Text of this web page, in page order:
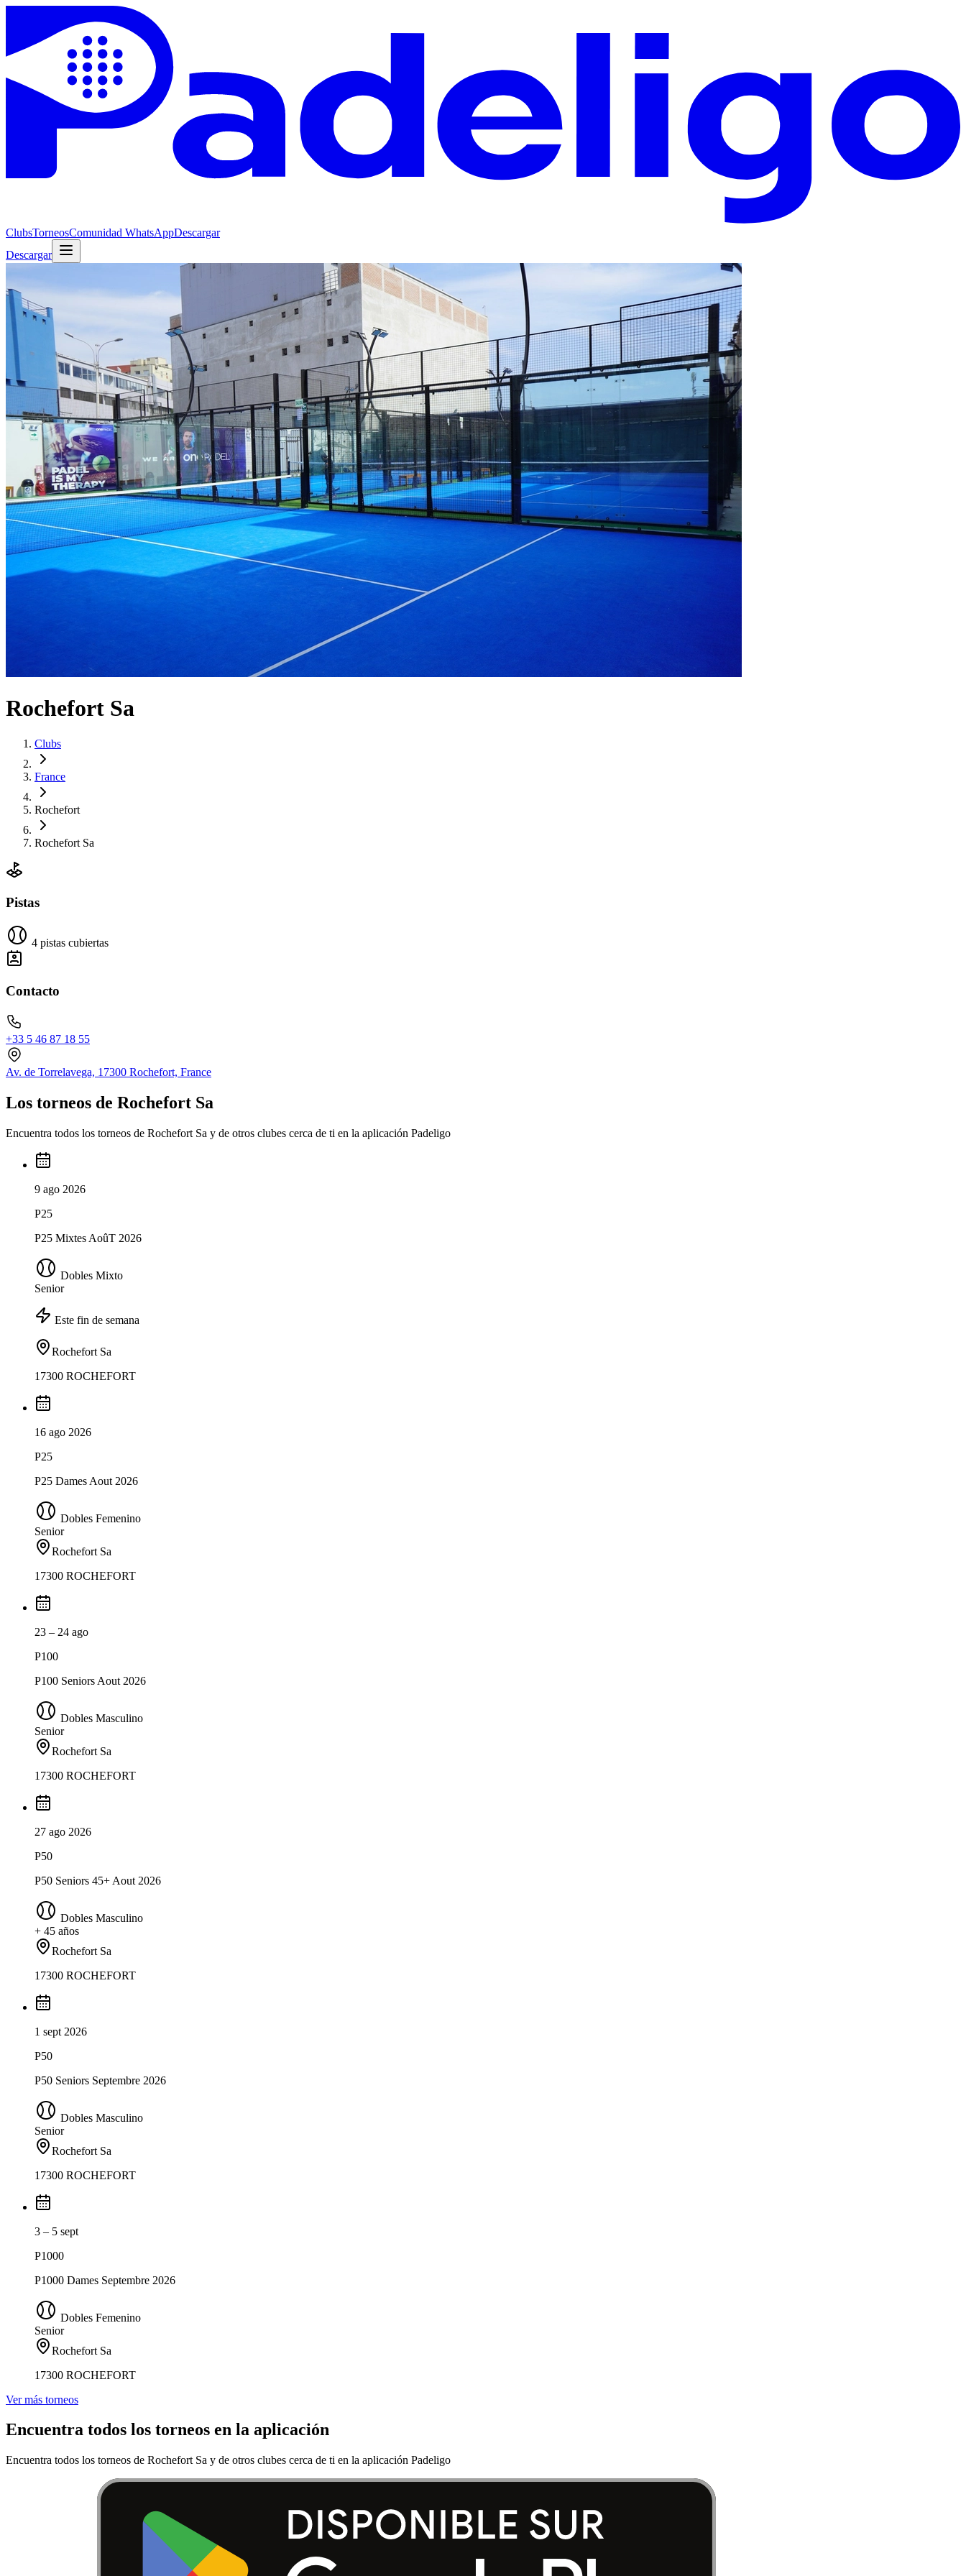
ClubsTorneosComunidad WhatsAppDescargar
Descargar
Rochefort Sa
Clubs
France
Rochefort
Rochefort Sa
Pistas
4 pistas cubiertas
Contacto
+33 5 46 87 18 55
Av. de Torrelavega, 17300 Rochefort, France
Los torneos de Rochefort Sa
Encuentra todos los torneos de Rochefort Sa y de otros clubes cerca de ti en la aplicación Padeligo
9 ago 2026
P25
P25 Mixtes AoûT 2026
Dobles Mixto
Senior
Este fin de semana
Rochefort Sa
17300 ROCHEFORT
16 ago 2026
P25
P25 Dames Aout 2026
Dobles Femenino
Senior
Rochefort Sa
17300 ROCHEFORT
23 – 24 ago
P100
P100 Seniors Aout 2026
Dobles Masculino
Senior
Rochefort Sa
17300 ROCHEFORT
27 ago 2026
P50
P50 Seniors 45+ Aout 2026
Dobles Masculino
+ 45 años
Rochefort Sa
17300 ROCHEFORT
1 sept 2026
P50
P50 Seniors Septembre 2026
Dobles Masculino
Senior
Rochefort Sa
17300 ROCHEFORT
3 – 5 sept
P1000
P1000 Dames Septembre 2026
Dobles Femenino
Senior
Rochefort Sa
17300 ROCHEFORT
Ver más torneos
Encuentra todos los torneos en la aplicación
Encuentra todos los torneos de Rochefort Sa y de otros clubes cerca de ti en la aplicación Padeligo